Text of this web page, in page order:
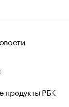
продукты РБК